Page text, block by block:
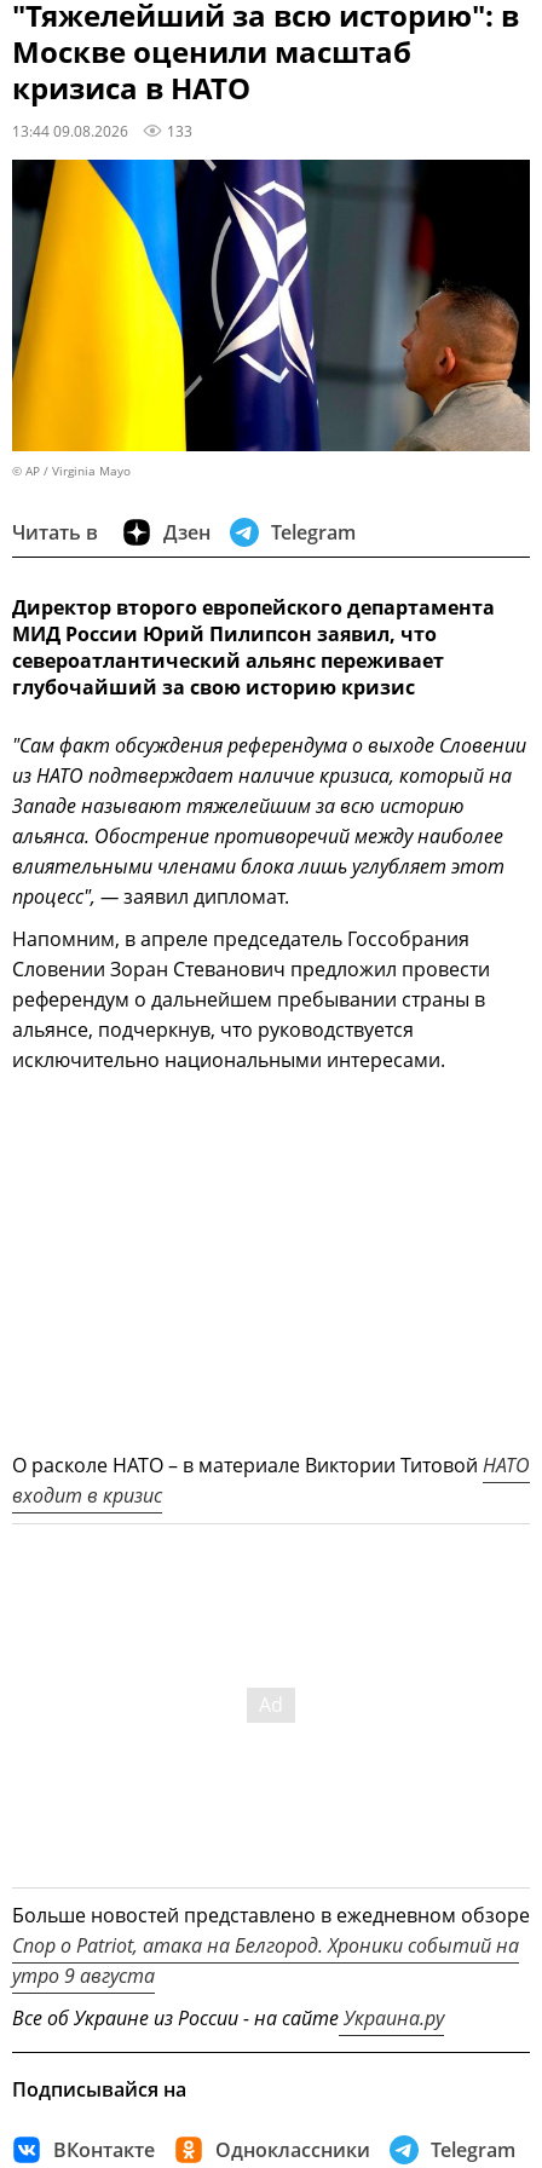
"Тяжелейший за всю историю": в
Москве оценили масштаб
кризиса в НАТО
13:44 09.08.2026 133
© AP / Virginia Mayo
Читать в Дзен Telegram
Директор второго европейского департамента
МИД России Юрий Пилипсон заявил, что
североатлантический альянс переживает
глубочайший за свою историю кризис
"Сам факт обсуждения референдума о выходе Словении
из НАТО подтверждает наличие кризиса, который на
Западе называют тяжелейшим за всю историю
альянса. Обострение противоречий между наиболее
влиятельными членами блока лишь углубляет этот
процесс", —заявил дипломат.
Напомним, в апреле председатель Госсобрания
Словении Зоран Стеванович предложил провести
референдум о дальнейшем пребывании страны в
альянсе, подчеркнув, что руководствуется
исключительно национальными интересами.
О расколе НАТО – в материале Виктории Титовой НАТО
входит в кризис
Больше новостей представлено в ежедневном обзоре
Спор о Patriot, атака на Белгород. Хроники событий на
утро 9 августа
Все об Украине из России - на сайтеУкраина.ру
Подписывайся на
ВКонтакте Одноклассники Telegram